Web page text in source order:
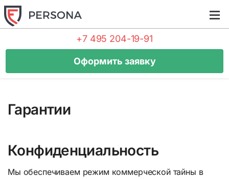
+7 495 204-19-91
Оформить заявку
Гарантии
Конфиденциальность
Мы обеспечиваем режим коммерческой тайны в